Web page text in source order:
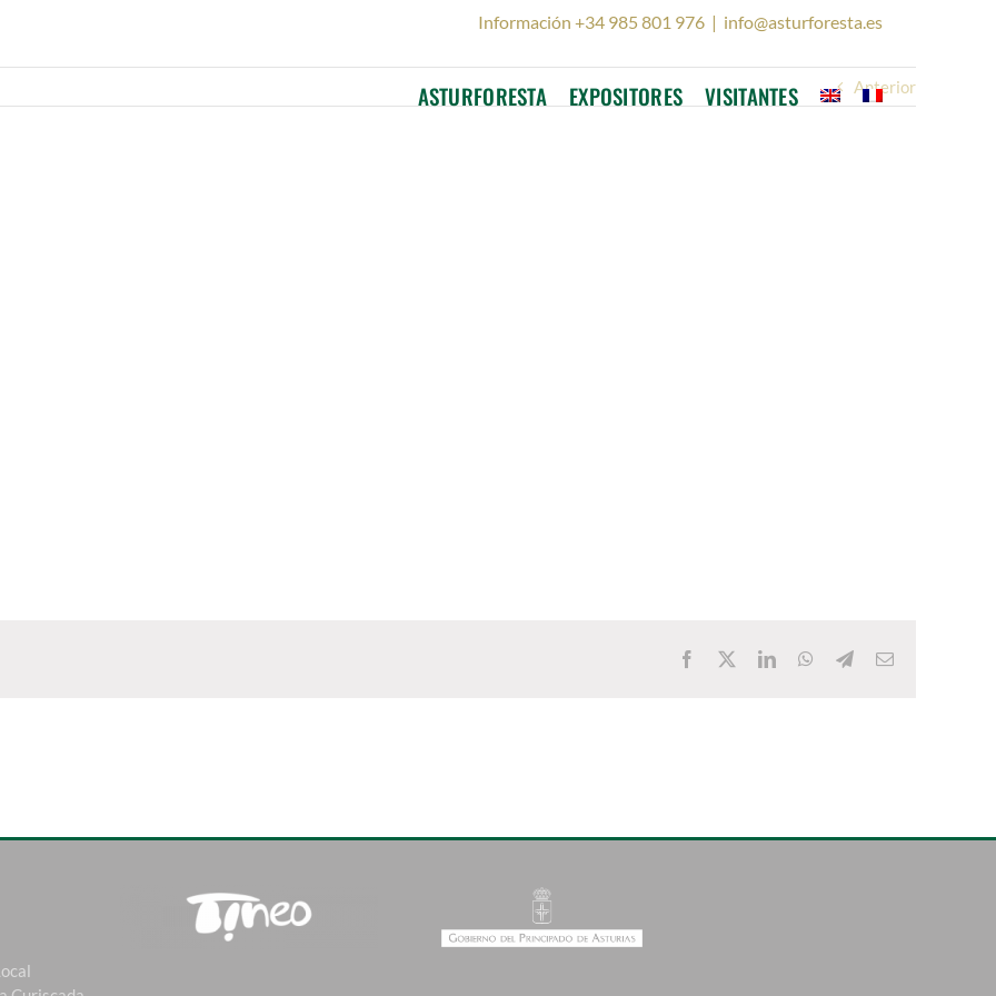
Información +34 985 801 976 | info@asturforesta.es
ASTURFORESTA EXPOSITORES VISITANTES Anterior
Facebook LinkedInWhatsApp
TelegramCorreo